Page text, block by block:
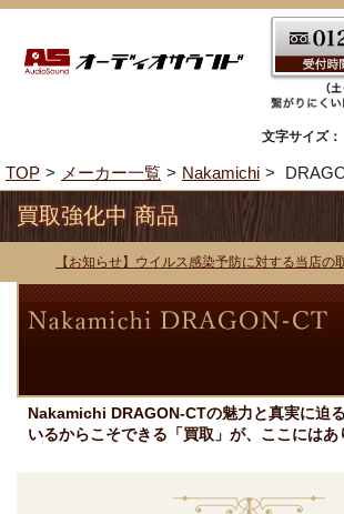
文字サイズ：
TOP メーカー一覧 Nakamichi
買取強化中 商品
【お知らせ】ウイルス感染予防に対する当店の
Nakamichi DRAGON-CTの魅力と真実に迫
いるからこそできる「買取」が、ここにはあ